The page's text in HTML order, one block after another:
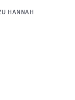
HANNAH